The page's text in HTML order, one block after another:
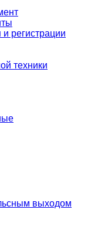
регистрации
техники
выходом